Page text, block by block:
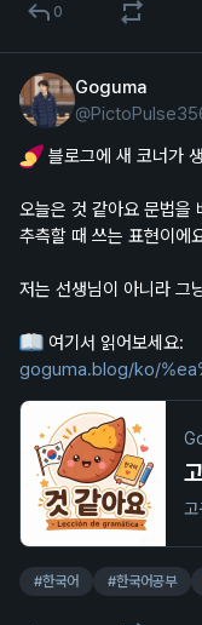
0
Goguma
@
블로그에 새 코너가
오늘은 것 같아요 문법을
추측할 때 쓰는 표현이에
저는 선생님이 아니라 그
여기서 읽어보세요:
goguma.blog/ko/
#한국어 #한국어공부